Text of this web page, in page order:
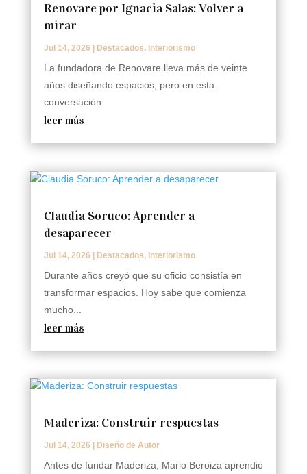
Renovare por Ignacia Salas: Volver a
mirar
Jul 14, 2026 Destacados, Interiorismo
La fundadora de Renovare lleva más de veinte
años diseñando espacios, pero en esta
conversación...
leer más
Claudia Soruco: Aprender a
desaparecer
Jul 14, 2026 | Destacados, Interiorismo
Durante años creyó que su oficio consistía en
transformar espacios. Hoy sabe que comienza
mucho...
leer más
Maderiza: Construir respuestas
Jul 14, 2026 | Diseño de Autor
Antes de fundar Maderiza, Mario Beroiza aprendió